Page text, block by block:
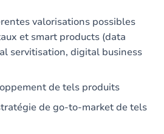
valorisations possibles
et smart products (data
servitisation, digital business
de tels produits
de go-to-market de tels